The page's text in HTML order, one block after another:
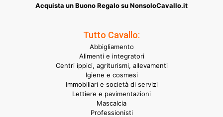
Acquista un Buono Regalo su NonsoloCavallo.it
Tutto Cavallo:
Abbigliamento
Alimenti e integratori
Centri ippici, agriturismi, allevamenti
Igiene e cosmesi
Immobiliari e società di servizi
Lettiere e pavimentazioni
Mascalcia
Professionisti